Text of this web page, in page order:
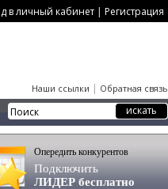
в личный кабинет | Регистрация
Наши ссылки | Обратная связь
Опередить конкурентов
Подключить
ЛИДЕР бесплатно